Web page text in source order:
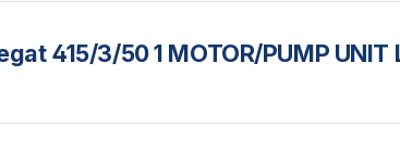
415/3/50 1 MOTOR/PUMP UNIT